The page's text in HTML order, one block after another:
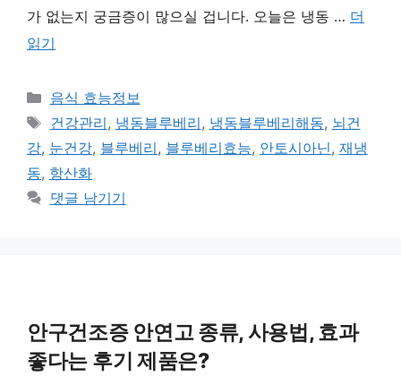
가 없는지 궁금증이 많으실 겁니다. 오늘은 냉동 … 더
읽기
카
테
고
리
음식 효능정보
태
그
건강관리, 냉동블루베리, 냉동블루베리해동, 뇌건
강, 눈건강, 블루베리, 블루베리효능, 안토시아닌, 재냉
동, 항산화
댓글 남기기
안구건조증 안연고 종류, 사용법, 효과
좋다는 후기 제품은?